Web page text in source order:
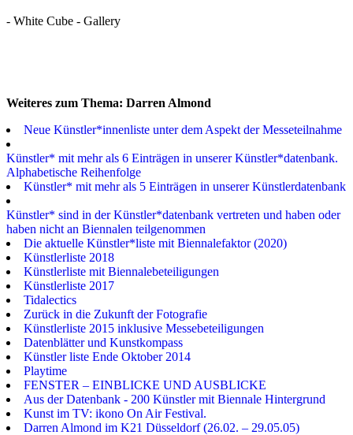
- White Cube - Gallery
Weiteres zum Thema: Darren Almond
Neue Künstler*innenliste unter dem Aspekt der Messeteilnahme
Künstler* mit mehr als 6 Einträgen in unserer Künstler*datenbank.
Alphabetische Reihenfolge
Künstler* mit mehr als 5 Einträgen in unserer Künstlerdatenbank
Künstler* sind in der Künstler*datenbank vertreten und haben oder
haben nicht an Biennalen teilgenommen
Die aktuelle Künstler*liste mit Biennalefaktor (2020)
Künstlerliste 2018
Künstlerliste mit Biennalebeteiligungen
Künstlerliste 2017
Tidalectics
Zurück in die Zukunft der Fotografie
Künstlerliste 2015 inklusive Messebeteiligungen
Datenblätter und Kunstkompass
Künstler liste Ende Oktober 2014
Playtime
FENSTER – EINBLICKE UND AUSBLICKE
Aus der Datenbank - 200 Künstler mit Biennale Hintergrund
Kunst im TV: ikono On Air Festival.
Darren Almond im K21 Düsseldorf (26.02. – 29.05.05)